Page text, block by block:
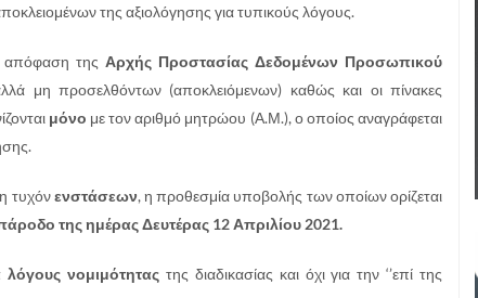
της αξιολόγησης για τυπικούς λόγους.
απόφαση της Αρχής Προστασίας Δεδομένων Προσωπικού
μη προσελθόντων (αποκλειόμενων) καθώς και οι πίνακες
μόνο με τον αριθμό μητρώου (Α.Μ.), ο οποίος αναγράφεται
τυχόνενστάσεων, η προθεσμία υποβολής των οποίων ορίζεται
της ημέρας Δευτέρας 12 Απριλίου 2021.
λόγους νομιμότητας της διαδικασίας και όχι για την ‘’επί της